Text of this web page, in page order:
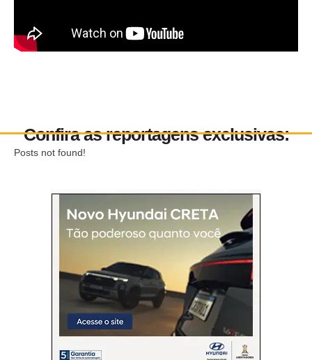
Confira as reportagens exclusivas:
Posts not found!